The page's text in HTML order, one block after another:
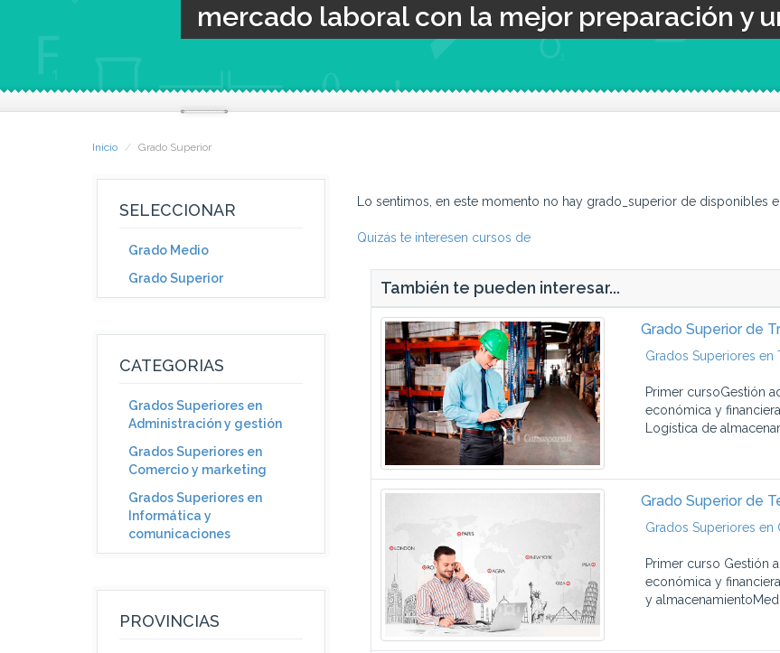
mercado laboral con la mejor preparación y
Inicio Grado Superior
SELECCIONAR
Grado Medio
Grado Superior
CATEGORIAS
Grados Superiores en
Administración y gestión
Grados Superiores en
Comercio y marketing
Grados Superiores en
Informática y
comunicaciones
PROVINCIAS
Lo sentimos, en este momento no hay grado_superior de disponibles
Quizás te interesen cursos de
También te pueden interesar...
Grado Superior de
Grados Superiores en
Primer cursoGestión
económica y
Logística de
Grado Superior de
Grados Superiores
Primer curso Gestión
económica y
y